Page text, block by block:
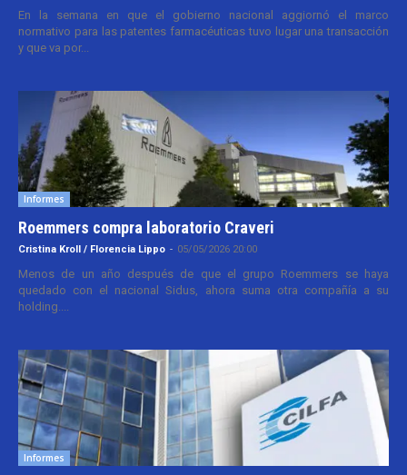
En la semana en que el gobierno nacional aggiornó el marco
normativo para las patentes farmacéuticas tuvo lugar una transacción
y que va por...
Informes
Roemmers compra laboratorio Craveri
Cristina Kroll / Florencia Lippo - 05/05/2026 20:00
Menos de un año después de que el grupo Roemmers se haya
quedado con el nacional Sidus, ahora suma otra compañía a su
holding....
Informes